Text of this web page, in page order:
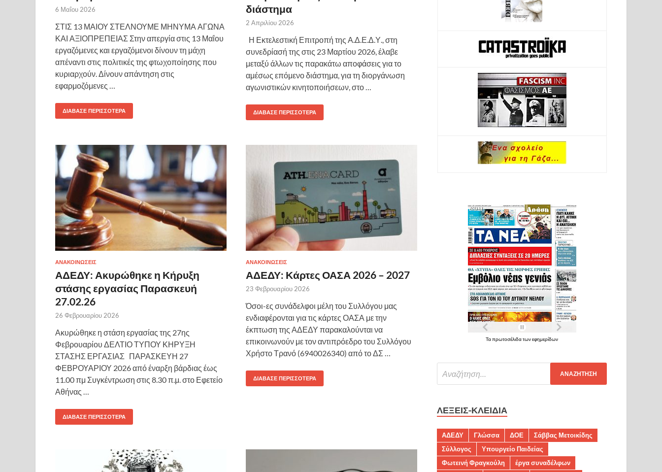
6 Μαΐου 2026
ΣΤΙΣ 13 ΜΑΙΟΥ ΣΤΕΛΝΟΥΜΕ ΜΗΝΥΜΑ ΑΓΩΝΑ
ΚΑΙ ΑΞΙΟΠΡΕΠΕΙΑΣ Στην απεργία στις 13 Μαΐου
εργαζόμενες και εργαζόμενοι δίνουν τη μάχη
απέναντι στις πολιτικές της φτωχοποίησης που
κυριαρχούν. Δίνουν απάντηση στις
εφαρμοζόμενες …
ΔΙΆΒΑΣΕ ΠΕΡΙΣΣΌΤΕΡΑ
διάστημα
2 Απριλίου 2026
Η Εκτελεστική Επιτροπή της Α.Δ.Ε.Δ.Υ., στη
συνεδρίασή της στις 23 Μαρτίου 2026, έλαβε
μεταξύ άλλων τις παρακάτω αποφάσεις για το
αμέσως επόμενο διάστημα, για τη διοργάνωση
αγωνιστικών κινητοποιήσεων, στο …
ΔΙΆΒΑΣΕ ΠΕΡΙΣΣΌΤΕΡΑ
ΑΝΑΚΟΙΝΩΣΕΙΣ
ΑΔΕΔΥ: Ακυρώθηκε η Κήρυξη
στάσης εργασίας Παρασκευή
27.02.26
26 Φεβρουαρίου 2026
Ακυρώθηκε η στάση εργασίας της 27ης
Φεβρουαρίου ΔΕΛΤΙΟ ΤΥΠΟΥ ΚΗΡΥΞΗ
ΣΤΑΣΗΣ ΕΡΓΑΣΙΑΣ ΠΑΡΑΣΚΕΥΗ 27
ΦΕΒΡΟΥΑΡΙΟΥ 2026 από έναρξη βάρδιας έως
11.00 πμ Συγκέντρωση στις 8.30 π.μ. στο Εφετείο
Αθήνας …
ΔΙΆΒΑΣΕ ΠΕΡΙΣΣΌΤΕΡΑ
ΑΝΑΚΟΙΝΩΣΕΙΣ
ΑΔΕΔΥ: Κάρτες ΟΑΣΑ 2026 – 2027
23 Φεβρουαρίου 2026
Όσοι-ες συνάδελφοι μέλη του Συλλόγου μας
ενδιαφέρονται για τις κάρτες ΟΑΣΑ με την
έκπτωση της ΑΔΕΔΥ παρακαλούνται να
επικοινωνούν με τον αντιπρόεδρο του Συλλόγου
Χρήστο Τρανό (6940026340) από το ΔΣ …
ΔΙΆΒΑΣΕ ΠΕΡΙΣΣΌΤΕΡΑ
Τα πρωτοσέλιδα των εφημερίδων
ΛΈΞΕΙΣ-ΚΛΕΙΔΙΆ
ΑΔΕΔΥ Γλώσσα ΔΟΕ
Σάββας Μετοικίδης
Σύλλογος
Υπουργείο Παιδείας
Φωτεινή Φραγκούλη
έργα συναδέλφων